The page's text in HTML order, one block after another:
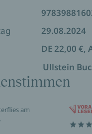
29.08.2024
DE 22,00 €,
Ullstein
am